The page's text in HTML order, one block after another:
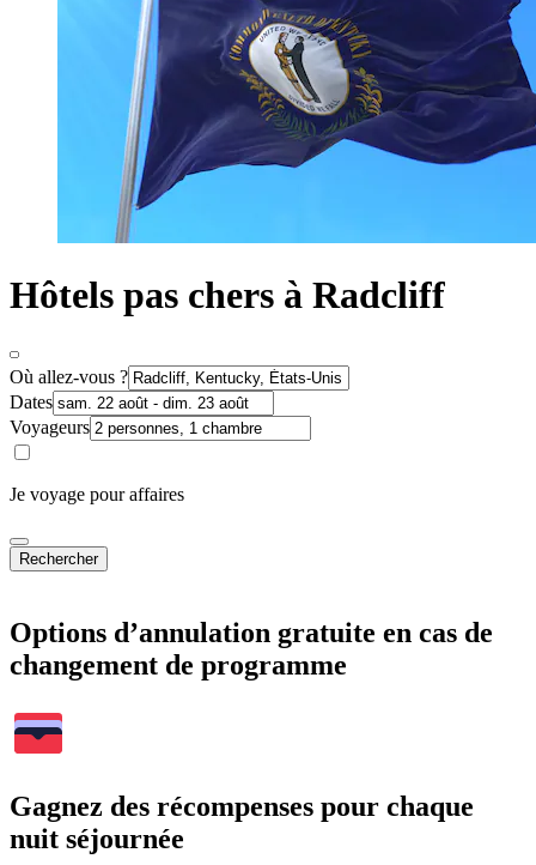
Hôtels pas chers à Radcliff
Où allez-vous ?
Dates
Voyageurs
Je voyage pour affaires
Rechercher
Options d’annulation gratuite en cas de
changement de programme
Gagnez des récompenses pour chaque
nuit séjournée